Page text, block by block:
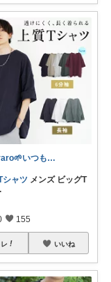
biraro🌱いつもありがとう♡
シャツ メンズ ビッグT
155
いいね